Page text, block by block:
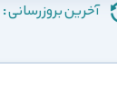
آخرین بروزرسانی :